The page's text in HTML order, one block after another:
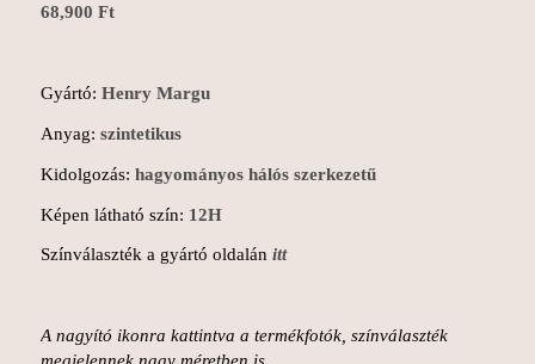
68,900 Ft
Gyártó: Henry Margu
Anyag: szintetikus
Kidolgozás: hagyományos hálós szerkezetű
Képen látható szín: 12H
Színválaszték a gyártó oldalán itt
A nagyító ikonra kattintva a termékfotók, színválaszték